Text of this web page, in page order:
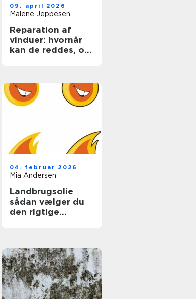
09. april 2026
Malene Jeppesen
Reparation af
vinduer: hvornår
kan de reddes, og
04. februar 2026
Mia Andersen
Landbrugsolie
sådan vælger du
den rigtige